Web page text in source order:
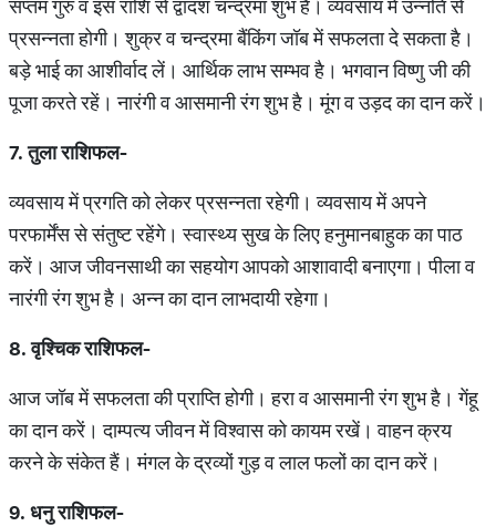
सप्तम गुरु व इस राशि से द्वादश चन्द्रमा शुभ हैं। व्यवसाय में उन्नति से
प्रसन्नता होगी। शुक्र व चन्द्रमा बैंकिंग जॉब में सफलता दे सकता है।
बड़े भाई का आशीर्वाद लें। आर्थिक लाभ सम्भव है। भगवान विष्णु जी की
पूजा करते रहें। नारंगी व आसमानी रंग शुभ है। मूंग व उड़द का दान करें।
7. तुला राशिफल-
व्यवसाय में प्रगति को लेकर प्रसन्नता रहेगी। व्यवसाय में अपने
परफार्मेंस से संतुष्ट रहेंगे। स्वास्थ्य सुख के लिए हनुमानबाहुक का पाठ
करें। आज जीवनसाथी का सहयोग आपको आशावादी बनाएगा। पीला व
नारंगी रंग शुभ है। अन्न का दान लाभदायी रहेगा।
8. वृश्चिक राशिफल-
आज जॉब में सफलता की प्राप्ति होगी। हरा व आसमानी रंग शुभ है। गेंहू
का दान करें। दाम्पत्य जीवन में विश्वास को कायम रखें। वाहन क्रय
करने के संकेत हैं। मंगल के द्रव्यों गुड़ व लाल फलों का दान करें।
9. धनु राशिफल-